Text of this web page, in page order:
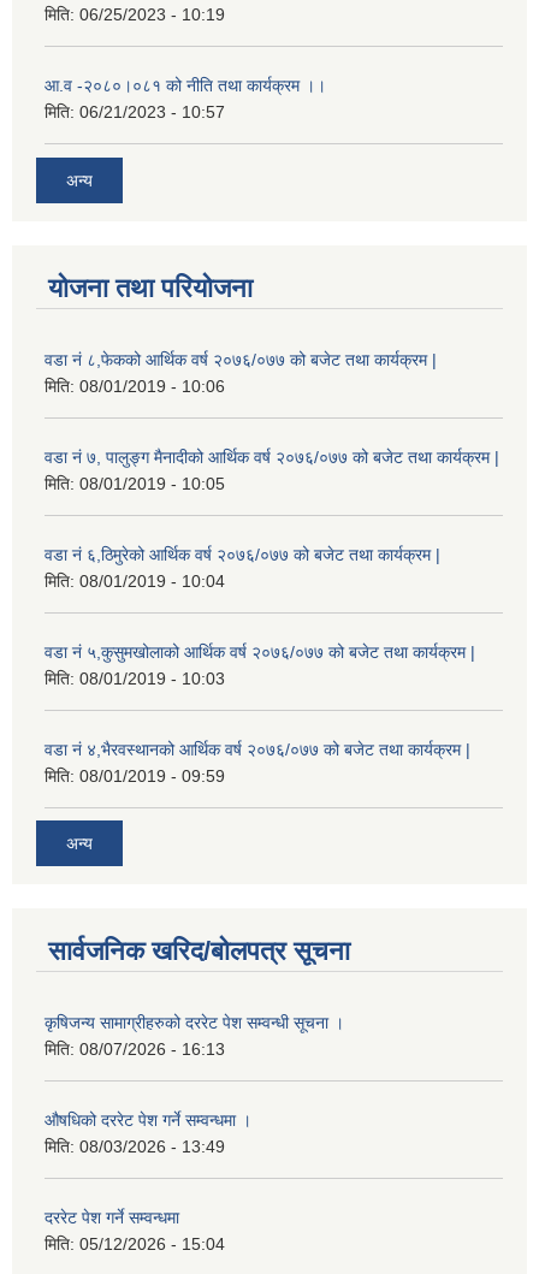
मिति: 06/25/2023 - 10:19
आ.व -२०८०।०८१ को नीति तथा कार्यक्रम ।।
मिति: 06/21/2023 - 10:57
अन्य
योजना तथा परियोजना
वडा नं ८,फेकको आर्थिक वर्ष २०७६/०७७ को बजेट तथा कार्यक्रम |
मिति: 08/01/2019 - 10:06
वडा नं ७, पालुङ्ग मैनादीको आर्थिक वर्ष २०७६/०७७ को बजेट तथा कार्यक्रम |
मिति: 08/01/2019 - 10:05
वडा नं ६,ठिमुरेको आर्थिक वर्ष २०७६/०७७ को बजेट तथा कार्यक्रम |
मिति: 08/01/2019 - 10:04
वडा नं ५,कुसुमखोलाको आर्थिक वर्ष २०७६/०७७ को बजेट तथा कार्यक्रम |
मिति: 08/01/2019 - 10:03
वडा नं ४,भैरवस्थानको आर्थिक वर्ष २०७६/०७७ को बजेट तथा कार्यक्रम |
मिति: 08/01/2019 - 09:59
अन्य
सार्वजनिक खरिद/बोलपत्र सूचना
कृषिजन्य सामाग्रीहरुको दररेट पेश सम्वन्धी सूचना ।
मिति: 08/07/2026 - 16:13
औषधिको दररेट पेश गर्ने सम्वन्धमा ।
मिति: 08/03/2026 - 13:49
दररेट पेश गर्ने सम्वन्धमा
मिति: 05/12/2026 - 15:04